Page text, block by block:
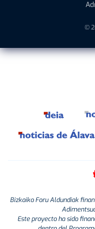
©
Bizkaiko Foru Aldundiak
Este proyecto ha sido